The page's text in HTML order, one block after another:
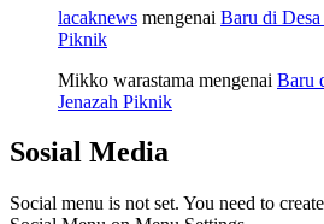
lacaknews mengenai Baru di
Piknik
Mikko warastama mengenai Baru
Jenazah Piknik
Sosial Media
Social menu is not set. You need to